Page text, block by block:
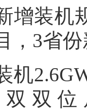
增装机
，3省
机
双双